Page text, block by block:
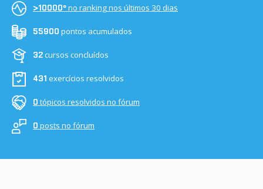
>10000ºno ranking nos últimos 30 dias
55900 pontos acumulados
32cursos concluídos
431 exercícios resolvidos
0 tópicos resolvidos no fórum
0 posts no fórum